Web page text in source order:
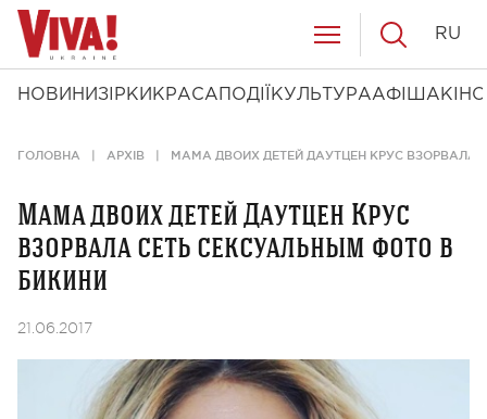
НОВИНИ ЗІРКИ КРАСА ПОДІЇ КУЛЬТУРААФІША КІНО
RU
ГОЛОВНА АРХІВ МАМА ДВОИХ ДЕТЕЙ ДАУТЦЕН КРУС ВЗОРВАЛА
Мама двоих детей Даутцен Крус
взорвала сеть сексуальным фото в
бикини
21.06.2017